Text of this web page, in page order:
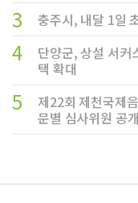
3 충주시, 내달 1일
4
단양군, 상설 서커
택 확대
5
제22회 제천국제
문별 심사위원 공개